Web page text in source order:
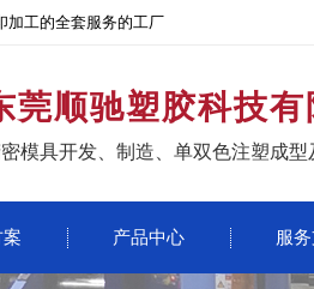
加工的全套服务的工厂
莞顺驰塑胶科技
模具开发、制造、单双色注塑成
产品中心 服